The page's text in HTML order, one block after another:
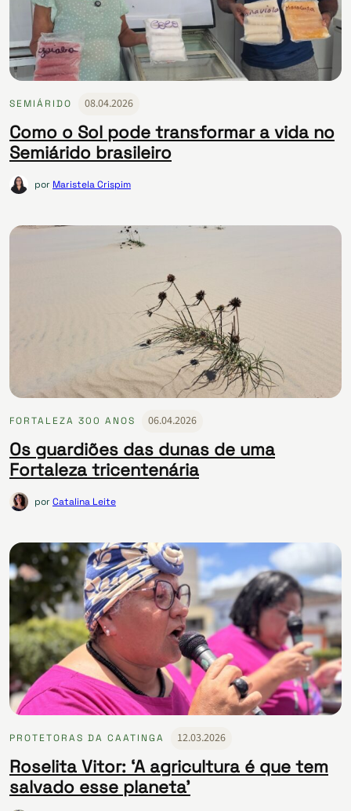
SEMIÁRIDO 08.04.2026
Como o Sol pode transformar a vida no
Semiárido brasileiro
por Maristela Crispim
FORTALEZA 300 ANOS 06.04.2026
Os guardiões das dunas de uma
Fortaleza tricentenária
porCatalina Leite
PROTETORAS DA CAATINGA 12.03.2026
Roselita Vitor: ‘A agricultura é que tem
salvado esse planeta’